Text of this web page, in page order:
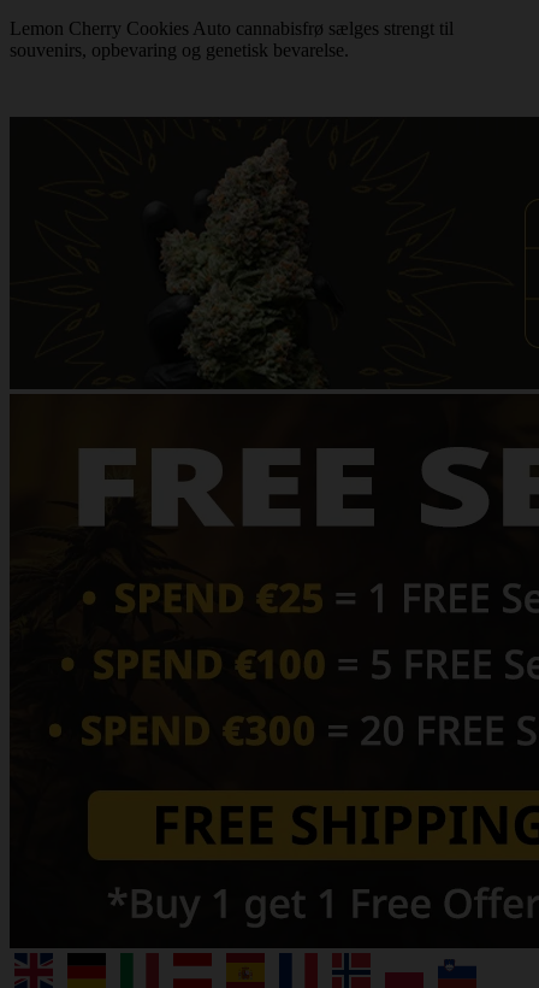
Lemon Cherry Cookies Auto cannabisfrø sælges strengt til
souvenirs, opbevaring og genetisk bevarelse.